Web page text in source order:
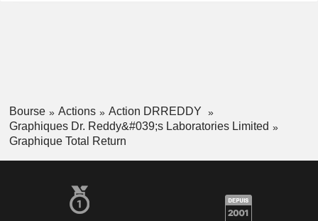
Bourse Actions
Action DRREDDY
Graphiques Dr. Reddy&#039;s Laboratories Limited
Graphique Total Return